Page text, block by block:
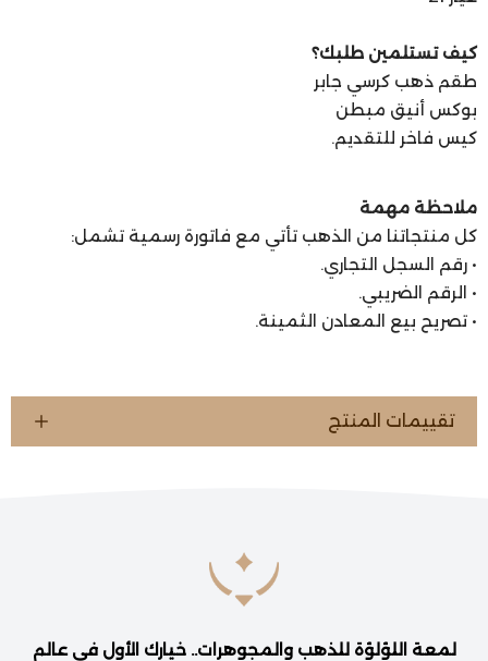
كيف تستلمين طلبك؟
طقم ذهب كرسي جابر
بوكس أنيق مبطن
كيس فاخر للتقديم.
ملاحظة مهمة
كل منتجاتنا من الذهب تأتي مع فاتورة رسمية تشمل:
• رقم السجل التجاري.
• الرقم الضريبي.
• تصريح بيع المعادن الثمينة.
تقييمات المنتج
لمعة اللؤلؤة للذهب والمجوهرات.. خيارك الأول في عالم